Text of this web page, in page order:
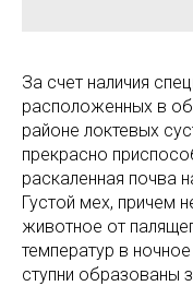
За счет наличия
расположенных в
районе локтевых
прекрасно
раскаленная почва
Густой мех, причем
животное от
температур в
ступни образованы